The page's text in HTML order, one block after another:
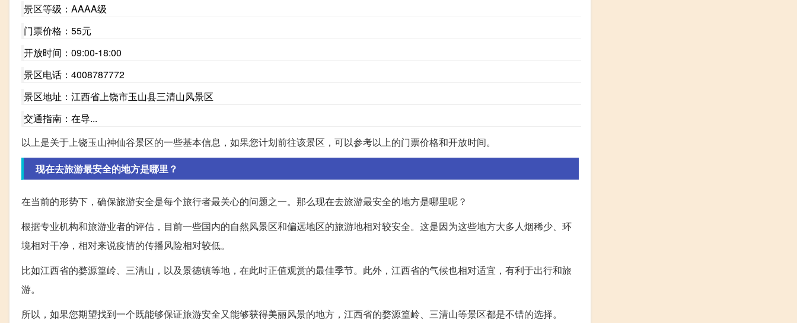
景区等级：AAAA级
门票价格：55元
开放时间：09:00-18:00
景区电话：4008787772
景区地址：江西省上饶市玉山县三清山风景区
交通指南：在导...
以上是关于上饶玉山神仙谷景区的一些基本信息，如果您计划前往该景区，可以参考以上的门票价格和开放时间。
现在去旅游最安全的地方是哪里？
在当前的形势下，确保旅游安全是每个旅行者最关心的问题之一。那么现在去旅游最安全的地方是哪里呢？
根据专业机构和旅游业者的评估，目前一些国内的自然风景区和偏远地区的旅游地相对较安全。这是因为这些地方大多人烟稀少、环
境相对干净，相对来说疫情的传播风险相对较低。
比如江西省的婺源篁岭、三清山，以及景德镇等地，在此时正值观赏的最佳季节。此外，江西省的气候也相对适宜，有利于出行和旅
游。
所以，如果您期望找到一个既能够保证旅游安全又能够获得美丽风景的地方，江西省的婺源篁岭、三清山等景区都是不错的选择。